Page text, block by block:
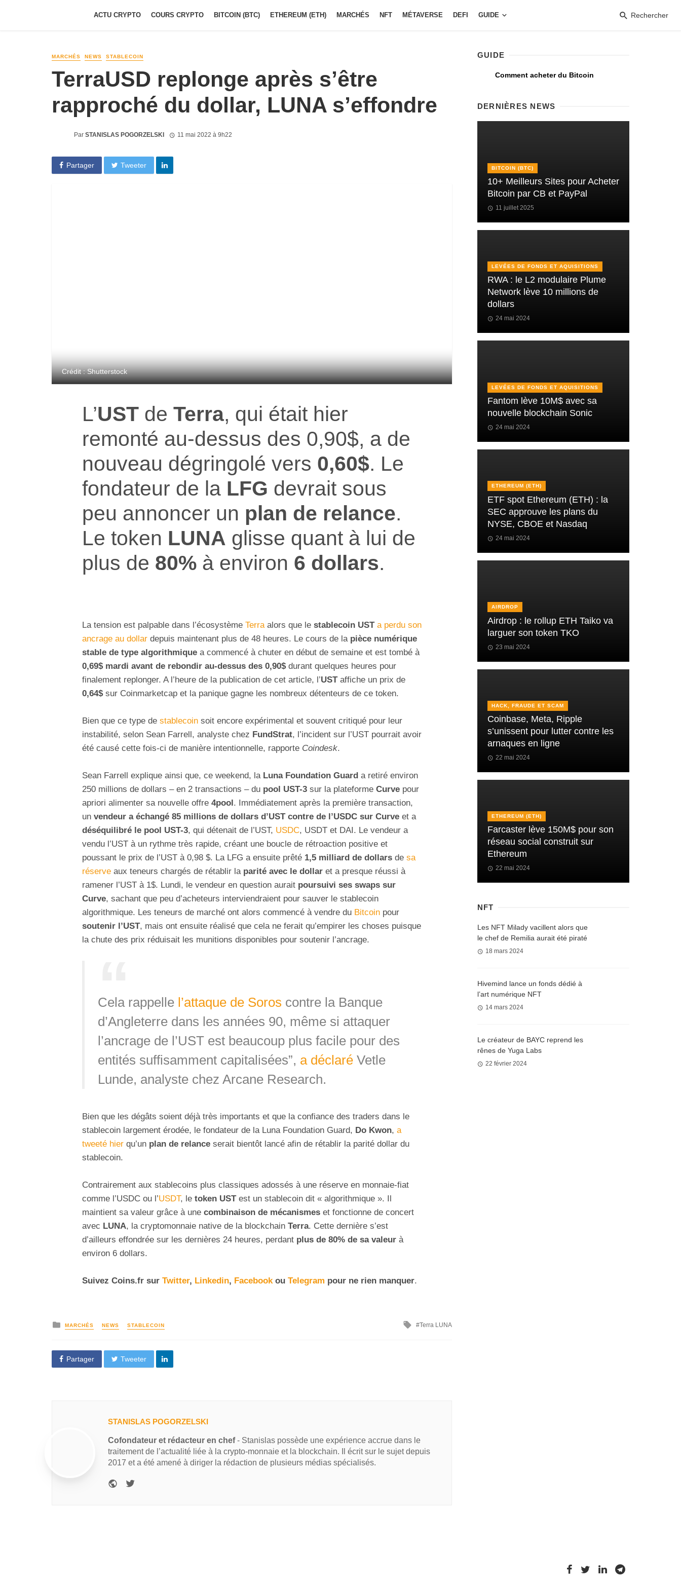
ACTU CRYPTO COURS CRYPTO BITCOIN (BTC) ETHEREUM (ETH) MARCHÉS NFT MÉTAVERSE DEFI GUIDE Rechercher
MARCHÉS NEWS STABLECOIN
TerraUSD replonge après s’être
rapproché du dollar, LUNA s’effondre
Par STANISLAS POGORZELSKI 11 mai 2022 à 9h22
Partager Tweeter
Crédit : Shutterstock
L’UST de Terra, qui était hier
remonté au-dessus des 0,90$, a de
nouveau dégringolé vers 0,60$. Le
fondateur de la LFG devrait sous
peu annoncer un plan de relance.
Le token LUNA glisse quant à lui de
plus de 80% à environ 6 dollars.
La tension est palpable dans l’écosystème Terraalors que le stablecoin UST a perdu son
ancrage au dollar depuis maintenant plus de 48 heures. Le cours de la pièce numérique
stable de type algorithmique a commencé à chuter en début de semaine et est tombé à
0,69$ mardi avant de rebondir au-dessus des 0,90$durant quelques heures pour
finalement replonger. A l’heure de la publication de cet article, l’USTaffiche un prix de
0,64$sur Coinmarketcap et la panique gagne les nombreux détenteurs de ce token.
Bien que ce type de stablecoin soit encore expérimental et souvent critiqué pour leur
instabilité, selon Sean Farrell, analyste chez FundStrat, l’incident sur l’UST pourrait avoir
été causé cette fois-ci de manière intentionnelle, rapporte Coindesk.
Sean Farrell explique ainsi que, ce weekend, laLuna Foundation Guard a retiré environ
250 millions de dollars – en 2 transactions – du pool UST-3 sur la plateforme Curve pour
apriori alimenter sa nouvelle offre 4pool . Immédiatement après la première transaction,
un vendeur a échangé 85 millions de dollars d’UST contre de l’USDC sur Curve et a
déséquilibré le pool UST-3, qui détenait de l’UST, USDC, USDT et DAI. Le vendeur a
vendu l’UST à un rythme très rapide, créant une boucle de rétroaction positive et
poussant le prix de l’UST à 0,98 $. La LFG a ensuite prêté 1,5 milliard de dollars de sa
réserve aux teneurs chargés de rétablir laparité avec le dollar et a presque réussi à
ramener l’UST à 1$. Lundi, le vendeur en question aurait poursuivi ses swaps sur
Curve, sachant que peu d’acheteurs interviendraient pour sauver le stablecoin
algorithmique. Les teneurs de marché ont alors commencé à vendre du Bitcoin pour
soutenir l’UST, mais ont ensuite réalisé que cela ne ferait qu’empirer les choses puisque
la chute des prix réduisait les munitions disponibles pour soutenir l’ancrage.
Cela rappelle l’attaque de Soros contre la Banque
d’Angleterre dans les années 90, même si attaquer
l’ancrage de l’UST est beaucoup plus facile pour des
entités suffisamment capitalisées”, a déclaréVetle
Lunde, analyste chez Arcane Research.
Bien que les dégâts soient déjà très importants et que la confiance des traders dans le
stablecoin largement érodée, le fondateur de la Luna Foundation Guard, Do Kwon, a
tweeté hier qu’un plan de relance serait bientôt lancé afin de rétablir la parité dollar du
stablecoin.
Contrairement aux stablecoins plus classiques adossés à une réserve en monnaie-fiat
comme l’USDC ou l’USDT, le token USTest un stablecoin dit « algorithmique ». Il
maintient sa valeur grâce à une combinaison de mécanismes et fonctionne de concert
avec LUNA, la cryptomonnaie native de la blockchain Terra. Cette dernière s’est
d’ailleurs effondrée sur les dernières 24 heures, perdant plus de 80% de sa valeur à
environ 6 dollars.
Suivez Coins.fr sur Twitter, Linkedin, Facebookou Telegram pour ne rien manquer.
MARCHÉS NEWS STABLECOIN Terra LUNA
Partager Tweeter
STANISLAS POGORZELSKI
Cofondateur et rédacteur en chef- Stanislas possède une expérience accrue dans le
traitement de l’actualité liée à la crypto-monnaie et la blockchain. Il écrit sur le sujet depuis
2017 et a été amené à diriger la rédaction de plusieurs médias spécialisés.
GUIDE
Comment acheter du Bitcoin
DERNIÈRES NEWS
BITCOIN (BTC)
10+ Meilleurs Sites pour Acheter
Bitcoin par CB et PayPal
11 juillet 2025
LEVÉES DE FONDS ET AQUISITIONS
RWA : le L2 modulaire Plume
Network lève 10 millions de
dollars
24 mai 2024
LEVÉES DE FONDS ET AQUISITIONS
Fantom lève 10M$ avec sa
nouvelle blockchain Sonic
24 mai 2024
ETHEREUM (ETH)
ETF spot Ethereum (ETH) : la
SEC approuve les plans du
NYSE, CBOE et Nasdaq
24 mai 2024
AIRDROP
Airdrop : le rollup ETH Taiko va
larguer son token TKO
23 mai 2024
HACK, FRAUDE ET SCAM
Coinbase, Meta, Ripple
s’unissent pour lutter contre les
arnaques en ligne
22 mai 2024
ETHEREUM (ETH)
Farcaster lève 150M$ pour son
réseau social construit sur
Ethereum
22 mai 2024
NFT
Les NFT Milady vacillent alors que
le chef de Remilia aurait été piraté
18 mars 2024
Hivemind lance un fonds dédié à
l’art numérique NFT
14 mars 2024
Le créateur de BAYC reprend les
rênes de Yuga Labs
22 février 2024